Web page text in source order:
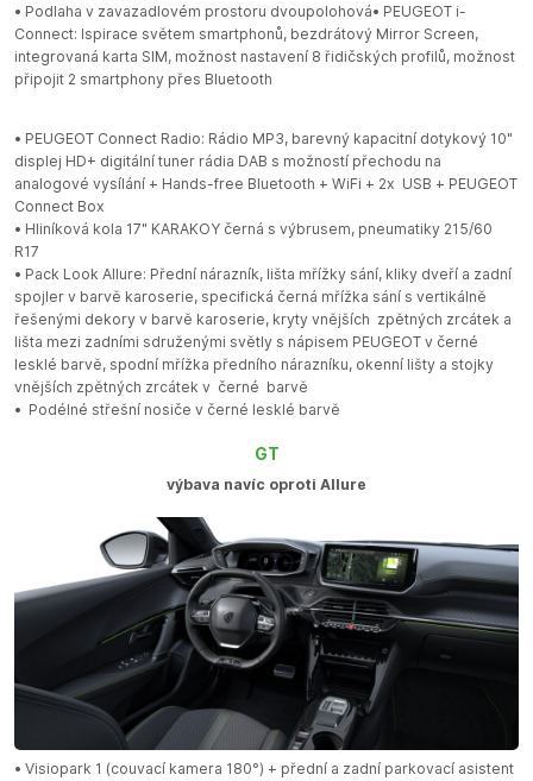
• Podlaha v zavazadlovém prostoru dvoupolohová• PEUGEOT i-
Connect: Ispirace světem smartphonů, bezdrátový Mirror Screen,
integrovaná karta SIM, možnost nastavení 8 řidičských profilů, možnost
připojit 2 smartphony přes Bluetooth
• PEUGEOT Connect Radio: Rádio MP3, barevný kapacitní dotykový 10"
displej HD+ digitální tuner rádia DAB s možností přechodu na
analogové vysílání + Hands-free Bluetooth + WiFi + 2x USB + PEUGEOT
Connect Box
• Hliníková kola 17" KARAKOY černá s výbrusem, pneumatiky 215/60
R17
• Pack Look Allure: Přední nárazník, lišta mřížky sání, kliky dveří a zadní
spojler v barvě karoserie, specifická černá mřížka sání s vertikálně
řešenými dekory v barvě karoserie, kryty vnějších zpětných zrcátek a
lišta mezi zadními sdruženými světly s nápisem PEUGEOT v černé
lesklé barvě, spodní mřížka předního nárazníku, okenní lišty a stojky
vnějších zpětných zrcátek v černé barvě
• Podélné střešní nosiče v černé lesklé barvě
GT
výbava navíc oproti Allure
• Visiopark 1 (couvací kamera 180°) + přední a zadní parkovací asistent